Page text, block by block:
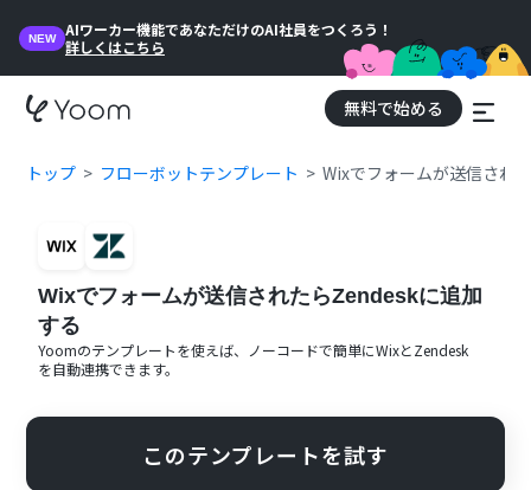
NEW
AIワーカー機能であなただけのAI社員をつくろう！
詳しくはこちら
無料で始める
トップ フローボットテンプレート Wixでフォームが送信され
Wixでフォームが送信されたらZendeskに追加
する
Yoomのテンプレートを使えば、ノーコードで簡単にWixとZendesk
を自動連携できます。
このテンプレートを試す